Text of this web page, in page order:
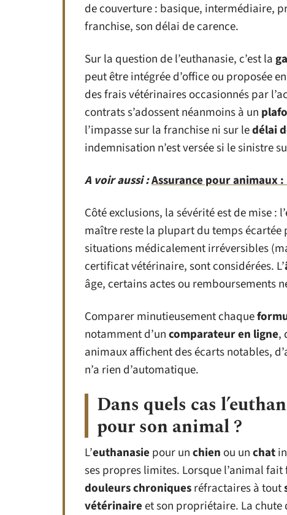
de couverture : basique, intermédiaire,
franchise, son délai de carence.
Sur la question de l’euthanasie, c’est la
peut être intégrée d’office ou proposée
des frais vétérinaires occasionnés par
contrats s’adossent néanmoins à un
l’impasse sur la franchise ni sur ledélai
indemnisation n’est versée si le sinistre
A voir aussi :Assurance pour animaux
Côté exclusions, la sévérité est de mise :
maître reste la plupart du temps écartée
situations médicalement irréversibles
certificat vétérinaire, sont considérées. L’
âge, certains actes ou remboursements
Comparer minutieusement chaque
notamment d’uncomparateur en ligne,
animaux affichent des écarts notables,
n’a rien d’automatique.
Dans quels cas
pour son animal ?
L’euthanasie pour unchien ou unchat
ses propres limites. Lorsque l’animal fait
douleurs chroniquesréfractaires à tout
vétérinaireet son propriétaire. La chute